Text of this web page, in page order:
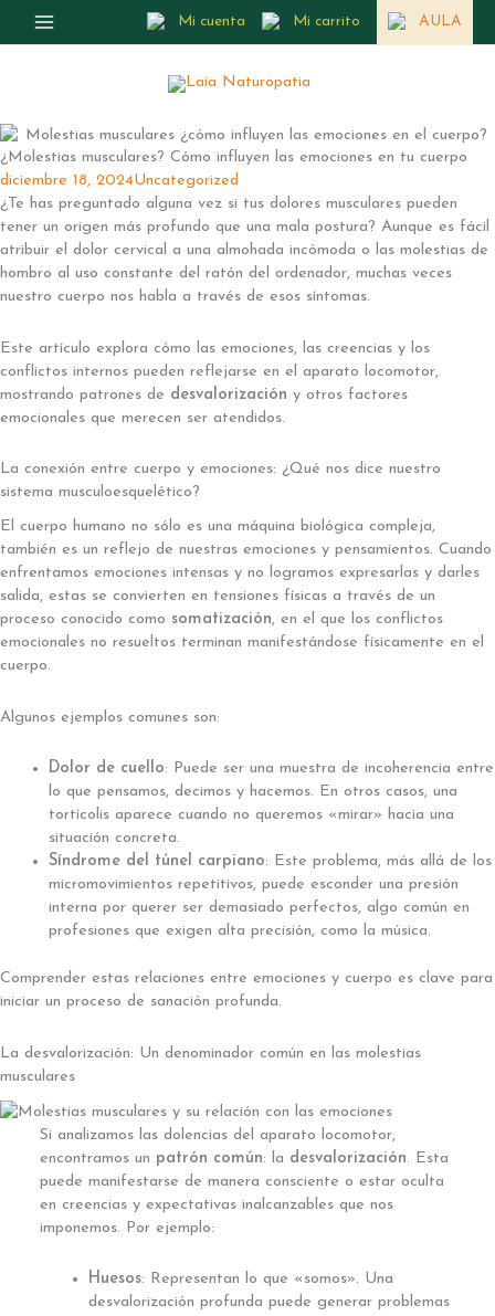
Mi cuenta Mi carrito AULA
¿Molestias musculares? Cómo influyen las emociones en tu cuerpo
diciembre 18, 2024Uncategorized
¿Te has preguntado alguna vez si tus dolores musculares pueden
tener un origen más profundo que una mala postura? Aunque es fácil
atribuir el dolor cervical a una almohada incómoda o las molestias de
hombro al uso constante del ratón del ordenador, muchas veces
nuestro cuerpo nos habla a través de esos síntomas.
Este artículo explora cómo las emociones, las creencias y los
conflictos internos pueden reflejarse en el aparato locomotor,
mostrando patrones de desvalorización y otros factores
emocionales que merecen ser atendidos.
La conexión entre cuerpo y emociones: ¿Qué nos dice nuestro
sistema musculoesquelético?
El cuerpo humano no sólo es una máquina biológica compleja,
también es un reflejo de nuestras emociones y pensamientos. Cuando
enfrentamos emociones intensas y no logramos expresarlas y darles
salida, estas se convierten en tensiones físicas a través de un
proceso conocido como somatización, en el que los conflictos
emocionales no resueltos terminan manifestándose físicamente en el
cuerpo.
Algunos ejemplos comunes son:
Dolor de cuello: Puede ser una muestra de incoherencia entre
lo que pensamos, decimos y hacemos. En otros casos, una
tortícolis aparece cuando no queremos «mirar» hacia una
situación concreta.
Síndrome del túnel carpiano: Este problema, más allá de los
micromovimientos repetitivos, puede esconder una presión
interna por querer ser demasiado perfectos, algo común en
profesiones que exigen alta precisión, como la música.
Comprender estas relaciones entre emociones y cuerpo es clave para
iniciar un proceso de sanación profunda.
La desvalorización: Un denominador común en las molestias
musculares
Si analizamos las dolencias del aparato locomotor,
encontramos un patrón común: la desvalorización. Esta
puede manifestarse de manera consciente o estar oculta
en creencias y expectativas inalcanzables que nos
imponemos. Por ejemplo:
Huesos: Representan lo que «somos». Una
desvalorización profunda puede generar problemas